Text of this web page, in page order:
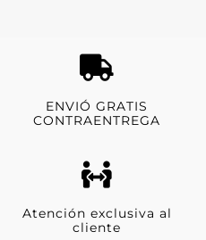
ENVIÓ GRATIS
CONTRAENTREGA
Atención exclusiva al
cliente